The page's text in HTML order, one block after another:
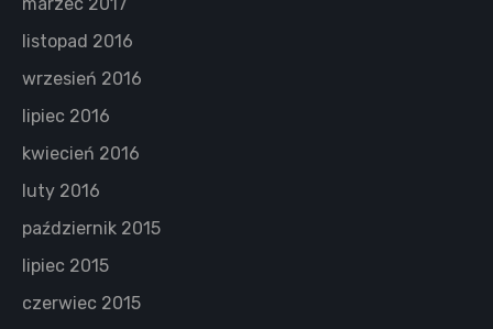
listopad 2016
wrzesień 2016
lipiec 2016
kwiecień 2016
luty 2016
październik 2015
lipiec 2015
czerwiec 2015